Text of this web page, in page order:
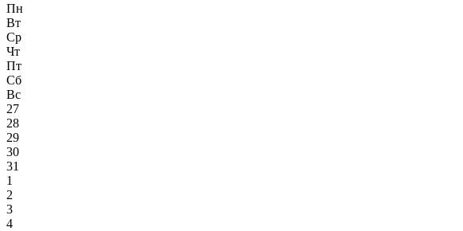
Пн
Вт
Ср
Чт
Пт
Сб
Вс
27
28
29
30
31
1
2
3
4